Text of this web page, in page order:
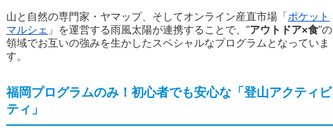
山と自然の専門家・ヤマップ、そしてオンライン産直市場「ポケット
マルシェ 」を運営する雨風太陽が連携することで、"アウトドア×食"の
領域でお互いの強みを生かしたスペシャルなプログラムとなっていま
す。
福岡プログラムのみ！初心者でも安心な「登山アクティビ
ティ」